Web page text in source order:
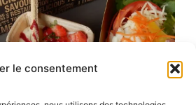
le consentement